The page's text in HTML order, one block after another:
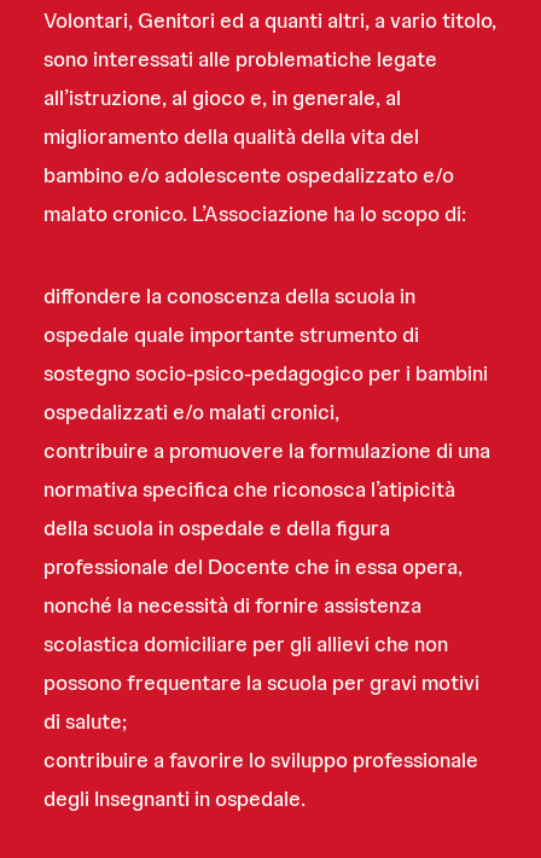
Volontari, Genitori ed a quanti altri, a vario titolo,
sono interessati alle problematiche legate
all’istruzione, al gioco e, in generale, al
miglioramento della qualità della vita del
bambino e/o adolescente ospedalizzato e/o
malato cronico. L’Associazione ha lo scopo di:
diffondere la conoscenza della scuola in
ospedale quale importante strumento di
sostegno socio-psico-pedagogico per i bambini
ospedalizzati e/o malati cronici,
contribuire a promuovere la formulazione di una
normativa specifica che riconosca l’atipicità
della scuola in ospedale e della figura
professionale del Docente che in essa opera,
nonché la necessità di fornire assistenza
scolastica domiciliare per gli allievi che non
possono frequentare la scuola per gravi motivi
di salute;
contribuire a favorire lo sviluppo professionale
degli Insegnanti in ospedale.